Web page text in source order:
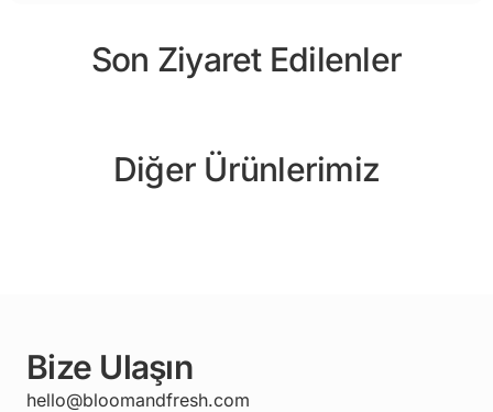
Son Ziyaret Edilenler
Diğer Ürünlerimiz
Bize Ulaşın
hello@bloomandfresh.com